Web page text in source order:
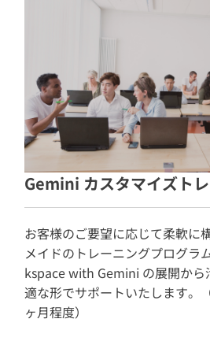
Gemini カスタマイズト
お客様のご要望に応じて柔軟に
メイドのトレーニングプログラ
kspace with Gemini の展開から
適な形でサポートいたします。
ヶ月程度）